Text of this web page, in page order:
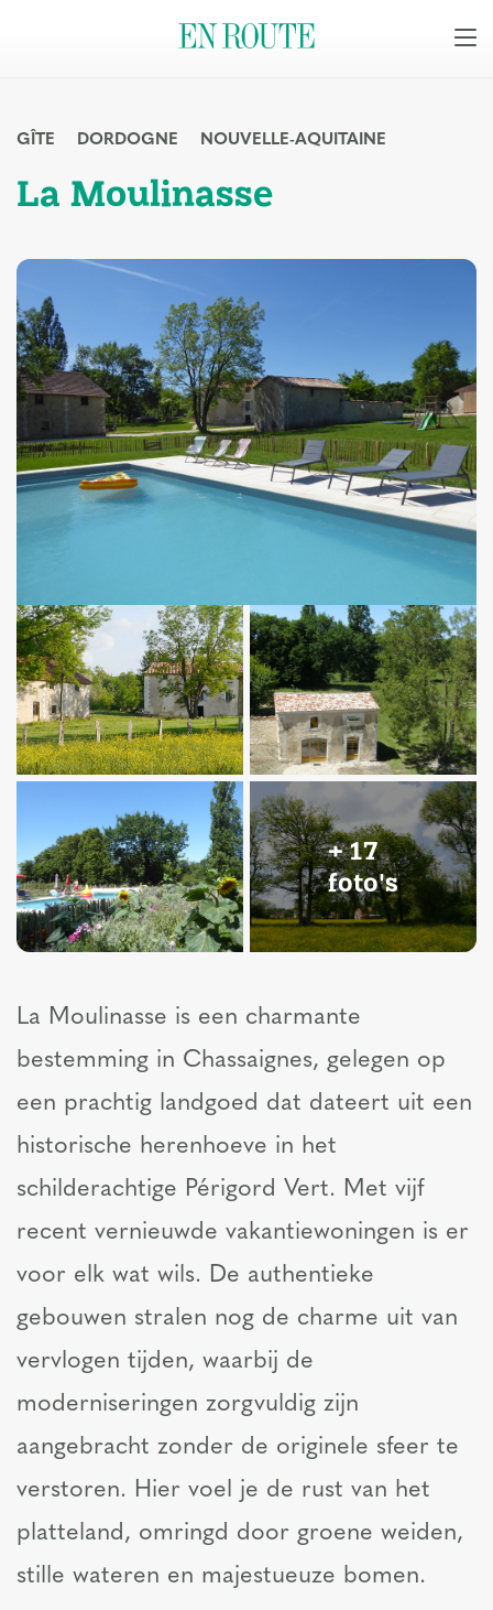
GÎTE DORDOGNE NOUVELLE-AQUITAINE
La Moulinasse
+ 17
foto's
La Moulinasse is een charmante
bestemming in Chassaignes, gelegen op
een prachtig landgoed dat dateert uit een
historische herenhoeve in het
schilderachtige Périgord Vert. Met vijf
recent vernieuwde vakantiewoningen is er
voor elk wat wils. De authentieke
gebouwen stralen nog de charme uit van
vervlogen tijden, waarbij de
moderniseringen zorgvuldig zijn
aangebracht zonder de originele sfeer te
verstoren. Hier voel je de rust van het
platteland, omringd door groene weiden,
stille wateren en majestueuze bomen.